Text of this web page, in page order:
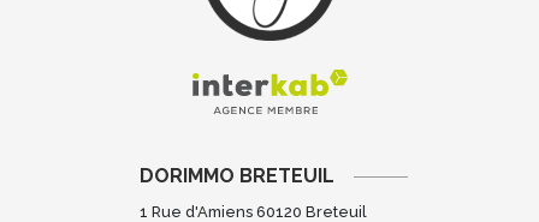
DORIMMO BRETEUIL
1 Rue d'Amiens 60120 Breteuil